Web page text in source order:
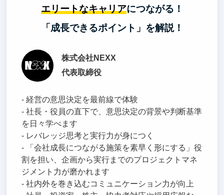
エリートなキャリアにつながる！
「成長できるポイント」を解説！
株式会社NEXX
代表取締役
- 経営の意思決定を最前線で体験
- 社長・役員の直下で、意思決定の背景や判断基準
を日々学べます
- レバレッジ思考と実行力が身につく
- 「会社成長につながる施策を素早く形にする」役
割を担い、企画から実行までのプロジェクトマネ
ジメント力が磨かれます
- 社内外を巻き込むコミュニケーション力が向上